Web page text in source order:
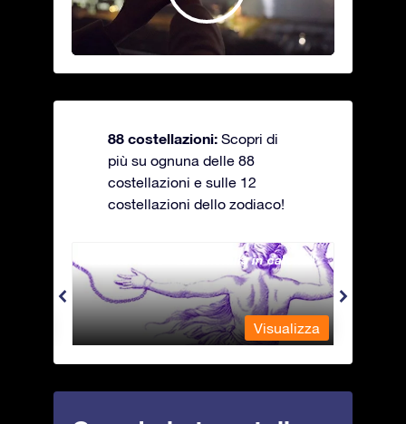
88 costellazioni: Scopri di
più su ognuna delle 88
costellazioni e sulle 12
costellazioni dello zodiaco!
Andromeda - La fanciulla in catene
Visualizza